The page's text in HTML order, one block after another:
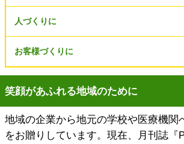
人づくりに
お客様づくりに
笑顔があふれる地域のために
地域の企業から地元の学校や医療機関
をお贈りしています。現在、月刊誌『